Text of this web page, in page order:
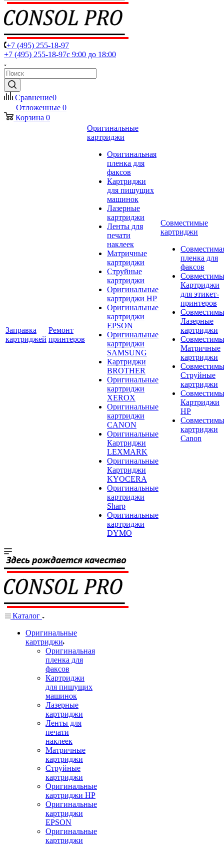
+7 (495) 255-18-97
+7 (495) 255-18-97с 9:00 до 18:00
Сравнение0
Отложенные 0
Корзина 0
Заправка
картриджей
Ремонт
принтеров
Оригинальные
картриджи
Оригинальная
пленка для
факсов
Картриджи
для пишущих
машинок
Лазерные
картриджи
Ленты для
печати
наклеек
Матричные
картриджи
Струйные
картриджи
Оригинальные
картриджи HP
Оригинальные
картриджи
EPSON
Оригинальные
картриджи
SAMSUNG
Картриджи
BROTHER
Оригинальные
картриджи
XEROX
Оригинальные
картриджи
CANON
Оригинальные
Картриджи
LEXMARK
Оригинальные
Картриджи
KYOCERA
Оригинальные
картриджи
Sharp
Оригинальные
картриджи
DYMO
Совместимые
картриджи
пленка для
факсов
Картриджи
для этикет-
принтеров
Лазерные
картриджи
Матричные
картриджи
Струйные
картриджи
Картриджи
HP
картриджи
Canon
Каталог
Оригинальные
картриджи
Оригинальная
пленка для
факсов
Картриджи
для пишущих
машинок
Лазерные
картриджи
Ленты для
печати
наклеек
Матричные
картриджи
Струйные
картриджи
Оригинальные
картриджи HP
Оригинальные
картриджи
EPSON
Оригинальные
картриджи